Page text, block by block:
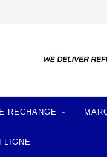
RECHANGE
LIGNE